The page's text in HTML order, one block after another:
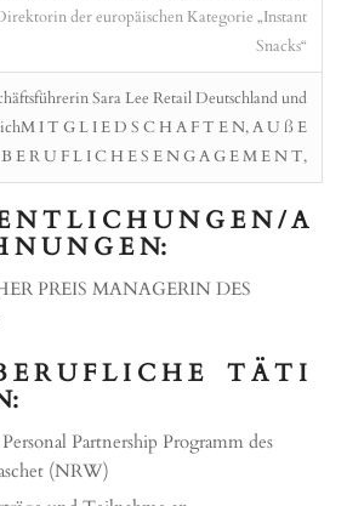
der europäischen Kategorie „Instant
Snacks“
Sara Lee Retail Deutschland und
I T G L I E D S C H A F T E N, A U ß E
E R U F L I C H E S E N G A G E M E N T,
N T L I C H U N G E N / A
N U N G E N:
PREIS MANAGERIN DES
E R U F L I C H E T Ä T I
Partnership Programm des
(NRW)